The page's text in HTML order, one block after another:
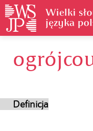
Definicja